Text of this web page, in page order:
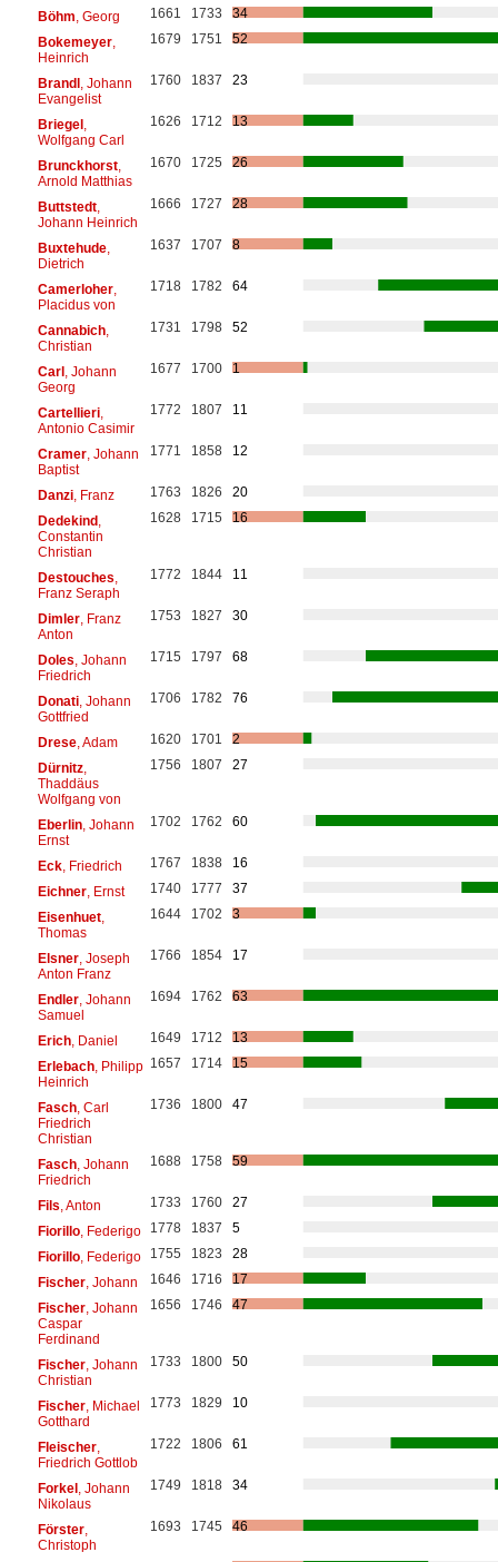
Böhm , Georg 1661 1733
34
Bokemeyer,
Heinrich
1679 1751 52
Brandl, Johann
Evangelist
1760 1837 23
Briegel,
Wolfgang Carl
1626 1712 13
Brunckhorst,
Arnold Matthias
1670 1725 26
Buttstedt,
Johann Heinrich
1666 1727 28
Buxtehude,
Dietrich
1637 1707 8
Camerloher,
Placidus von
1718 1782 64
Cannabich,
Christian
1731 1798 52
Carl, Johann
Georg
1677 1700 1
Cartellieri,
Antonio Casimir
1772 1807 11
Cramer, Johann
Baptist
1771 1858 12
Danzi, Franz 1763 1826
20
Dedekind,
Constantin
Christian
1628 1715 16
Destouches
Franz Seraph
1772 1844 11
Dimler, Franz
Anton
1753 1827 30
Doles , Johann
Friedrich
1715 1797 68
Donati, Johann
Gottfried
1706 1782 76
Drese, Adam 1620 1701
2
Dürnitz,
Thaddäus
Wolfgang von
1756 1807 27
Eberlin, Johann
Ernst
1702 1762 60
Eck, Friedrich 1767 1838
16
Eichner, Ernst 1740 1777
37
Eisenhuet,
Thomas
1644 1702 3
Elsner, Joseph
Anton Franz
1766 1854 17
Endler, Johann
Samuel
1694 1762 63
Erich, Daniel 1649 1712
13
Erlebach, Philipp
Heinrich
1657 1714 15
Fasch, Carl
Friedrich
Christian
1736 1800 47
Fasch, Johann
Friedrich
1688 1758 59
Fils , Anton 1733 1760
27
Fiorillo, Federigo 1778 1837
5
Fiorillo, Federigo 1755 1823
28
Fischer, Johann 1646 1716
17
Fischer, Johann
Caspar
Ferdinand
1656 1746 47
Fischer, Johann
Christian
1733 1800 50
Fischer, Michael
Gotthard
1773 1829 10
Fleischer,
Friedrich Gottlob
1722 1806 61
Forkel, Johann
Nikolaus
1749 1818 34
Förster,
Christoph
1693 1745 46